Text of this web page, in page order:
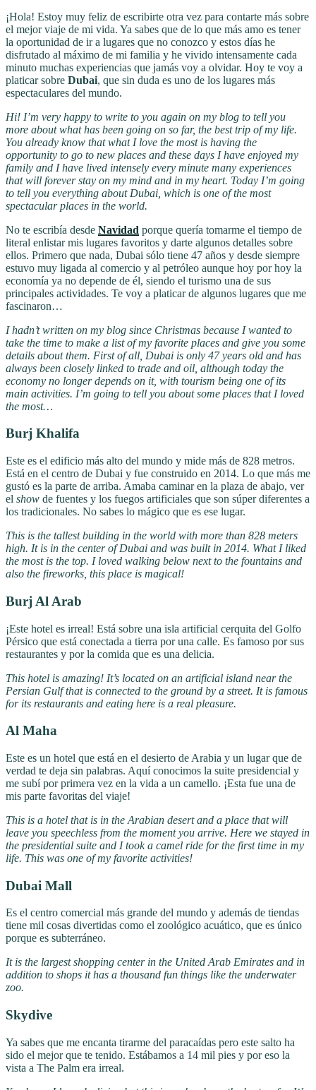
¡Hola! Estoy muy feliz de escribirte otra vez para contarte más sobre
el mejor viaje de mi vida. Ya sabes que de lo que más amo es tener
la oportunidad de ir a lugares que no conozco y estos días he
disfrutado al máximo de mi familia y he vivido intensamente cada
minuto muchas experiencias que jamás voy a olvidar. Hoy te voy a
platicar sobre Dubai, que sin duda es uno de los lugares más
espectaculares del mundo.
Hi! I’m very happy to write to you again on my blog to tell you
more about what has been going on so far, the best trip of my life.
You already know that what I love the most is having the
opportunity to go to new places and these days I have enjoyed my
family and I have lived intensely every minute many experiences
that will forever stay on my mind and in my heart. Today I’m going
to tell you everything about Dubai, which is one of the most
spectacular places in the world.
No te escribía desde Navidad porque quería tomarme el tiempo de
literal enlistar mis lugares favoritos y darte algunos detalles sobre
ellos. Primero que nada, Dubai sólo tiene 47 años y desde siempre
estuvo muy ligada al comercio y al petróleo aunque hoy por hoy la
economía ya no depende de él, siendo el turismo una de sus
principales actividades. Te voy a platicar de algunos lugares que me
fascinaron…
I hadn’t written on my blog since Christmas because I wanted to
take the time to make a list of my favorite places and give you some
details about them. First of all, Dubai is only 47 years old and has
always been closely linked to trade and oil, although today the
economy no longer depends on it, with tourism being one of its
main activities. I’m going to tell you about some places that I loved
the most…
Burj Khalifa
Este es el edificio más alto del mundo y mide más de 828 metros.
Está en el centro de Dubai y fue construido en 2014. Lo que más me
gustó es la parte de arriba. Amaba caminar en la plaza de abajo, ver
el show de fuentes y los fuegos artificiales que son súper diferentes a
los tradicionales. No sabes lo mágico que es ese lugar.
This is the tallest building in the world with more than 828 meters
high. It is in the center of Dubai and was built in 2014. What I liked
the most is the top. I loved walking below next to the fountains and
also the fireworks, this place is magical!
Burj Al Arab
¡Este hotel es irreal! Está sobre una isla artificial cerquita del Golfo
Pérsico que está conectada a tierra por una calle. Es famoso por sus
restaurantes y por la comida que es una delicia.
This hotel is amazing! It’s located on an artificial island near the
Persian Gulf that is connected to the ground by a street. It is famous
for its restaurants and eating here is a real pleasure.
Al Maha
Este es un hotel que está en el desierto de Arabia y un lugar que de
verdad te deja sin palabras. Aquí conocimos la suite presidencial y
me subí por primera vez en la vida a un camello. ¡Esta fue una de
mis parte favoritas del viaje!
This is a hotel that is in the Arabian desert and a place that will
leave you speechless from the moment you arrive. Here we stayed in
the presidential suite and I took a camel ride for the first time in my
life. This was one of my favorite activities!
Dubai Mall
Es el centro comercial más grande del mundo y además de tiendas
tiene mil cosas divertidas como el zoológico acuático, que es único
porque es subterráneo.
It is the largest shopping center in the United Arab Emirates and in
addition to shops it has a thousand fun things like the underwater
zoo.
Skydive
Ya sabes que me encanta tirarme del paracaídas pero este salto ha
sido el mejor que te tenido. Estábamos a 14 mil pies y por eso la
vista a The Palm era irreal.